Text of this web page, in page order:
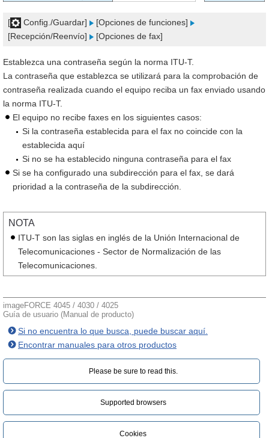
[ Config./Guardar]
[Opciones de funciones]
[Recepción/Reenvío]
[Opciones de fax]
Establezca una contraseña según la norma ITU-T.
La contraseña que establezca se utilizará para la comprobación de
contraseña realizada cuando el equipo reciba un fax enviado usando
la norma ITU-T.
El equipo no recibe faxes en los siguientes casos:
Si la contraseña establecida para el fax no coincide con la
establecida aquí
Si no se ha establecido ninguna contraseña para el fax
Si se ha configurado una subdirección para el fax, se dará
prioridad a la contraseña de la subdirección.
NOTA
ITU-T son las siglas en inglés de la Unión Internacional de
Telecomunicaciones - Sector de Normalización de las
Telecomunicaciones.
imageFORCE 4045 / 4030 / 4025
Guía de usuario (Manual de producto)
Si no encuentra lo que busca, puede buscar aquí.
Encontrar manuales para otros productos
Please be sure to read this.‎
Supported browsers
Cookies